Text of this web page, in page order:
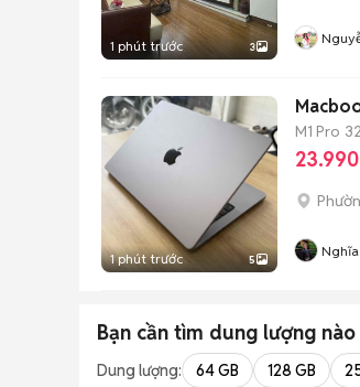
1 phút trước 3
1 phút trước 5
M1 Pro
Bạn cần tìm dung lượng nào
Dung lượng: 64 GB 128 GB